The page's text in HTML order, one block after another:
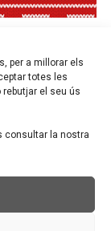
per a millorar els
totes les
rebutjar el seu ús
consultar la nostra
,